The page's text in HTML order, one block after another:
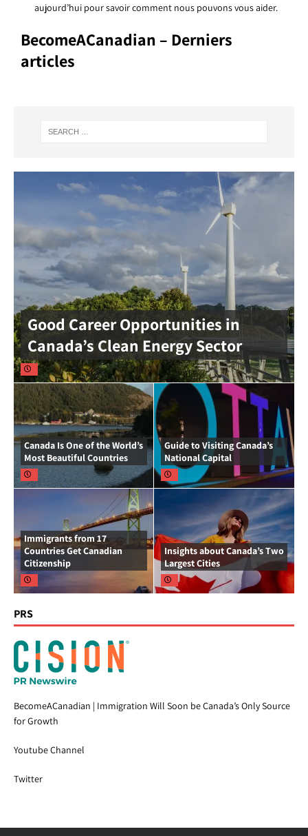
aujourd’hui pour savoir comment nous pouvons vous aider.
BecomeACanadian – Derniers
articles
Good Career Opportunities in
Canada’s Clean Energy Sector
Canada Is One of the World’s
Most Beautiful Countries
Guide to Visiting Canada’s
National Capital
Immigrants from 17
Countries Get Canadian
Citizenship
Insights about Canada’s Two
Largest Cities
PRS
BecomeACanadian | Immigration Will Soon be Canada’s Only Source
for Growth
Youtube Channel
Twitter